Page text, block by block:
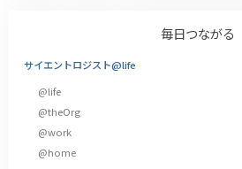
毎日つながる
サイエントロジスト@life
@life
@theOrg
@work
@home